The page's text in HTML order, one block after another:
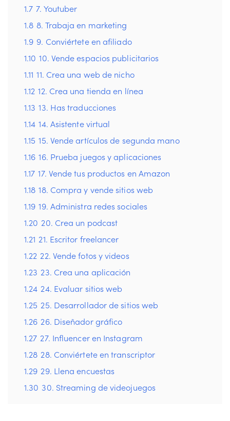
1.7 7. Youtuber
1.8 8. Trabaja en marketing
1.9 9. Conviértete en afiliado
1.10 10. Vende espacios publicitarios
1.11 11. Crea una web de nicho
1.12 12. Crea una tienda en línea
1.13 13. Has traducciones
1.14 14. Asistente virtual
1.15 15. Vende artículos de segunda mano
1.16 16. Prueba juegos y aplicaciones
1.17 17. Vende tus productos en Amazon
1.18 18. Compra y vende sitios web
1.19 19. Administra redes sociales
1.20 20. Crea un podcast
1.21 21. Escritor freelancer
1.22 22. Vende fotos y videos
1.23 23. Crea una aplicación
1.24 24. Evaluar sitios web
1.25 25. Desarrollador de sitios web
1.26 26. Diseñador gráfico
1.27 27. Influencer en Instagram
1.28 28. Conviértete en transcriptor
1.29 29. Llena encuestas
1.30 30. Streaming de videojuegos